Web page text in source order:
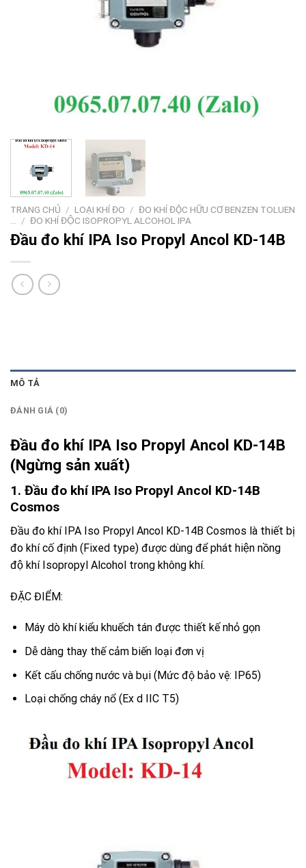
TRANG CHỦ / LOẠI KHÍ ĐO / ĐO KHÍ ĐỘC HỮU CƠ BENZEN TOLUEN
/ ĐO KHÍ ĐỘC ISOPROPYL ALCOHOL IPA
Đầu đo khí IPA Iso Propyl Ancol KD-14B
MÔ TẢ
ĐÁNH GIÁ (0)
Đầu đo khí IPA Iso Propyl Ancol KD-14B
(Ngừng sản xuất)
1. Đầu đo khí IPA Iso Propyl Ancol KD-14B
Cosmos
Đầu đo khí IPA Iso Propyl Ancol KD-14B Cosmos là thiết bị
đo khí cố định (Fixed type) được dùng để phát hiện nồng
độ khí Isopropyl Alcohol trong không khí.
ĐẶC ĐIỂM:
Máy dò khí kiểu khuếch tán được thiết kế nhỏ gọn
Dễ dàng thay thế cảm biến loại đơn vị
Kết cấu chống nước và bụi (Mức độ bảo vệ: IP65)
Loại chống cháy nổ (Ex d IIC T5)